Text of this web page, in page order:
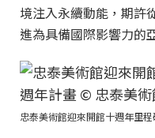
境注入永續動能，期許
進為具備國際影響力的
忠泰美術館迎來開館十週年里